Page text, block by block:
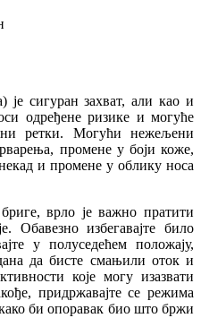
је сигуран захват, али као и
одређене ризике и могуће
ретки. Могући нежељени
промене у боји коже,
и промене у облику носа
врло је важно пратити
Обавезно избегавајте било
у полуседећем положају,
да бисте смањили оток и
које могу изазвати
придржавајте се режима
би опоравак био што бржи